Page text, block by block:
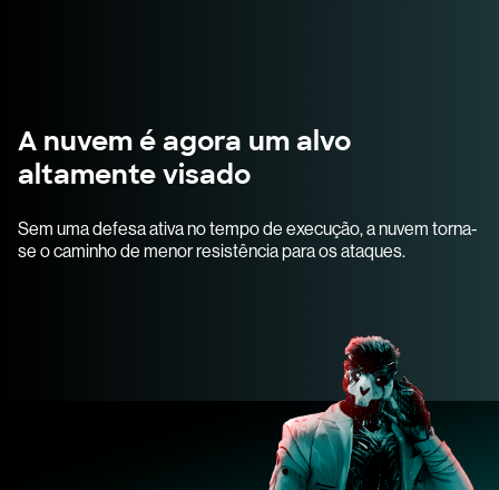
A nuvem é agora um alvo
altamente visado
Sem uma defesa ativa no tempo de execução, a nuvem torna-
se o caminho de menor resistência para os ataques.